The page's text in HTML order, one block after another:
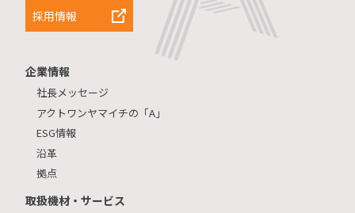
採用情報
企業情報
社長メッセージ
アクトワンヤマイチの「A」
ESG情報
沿革
拠点
取扱機材・サービス